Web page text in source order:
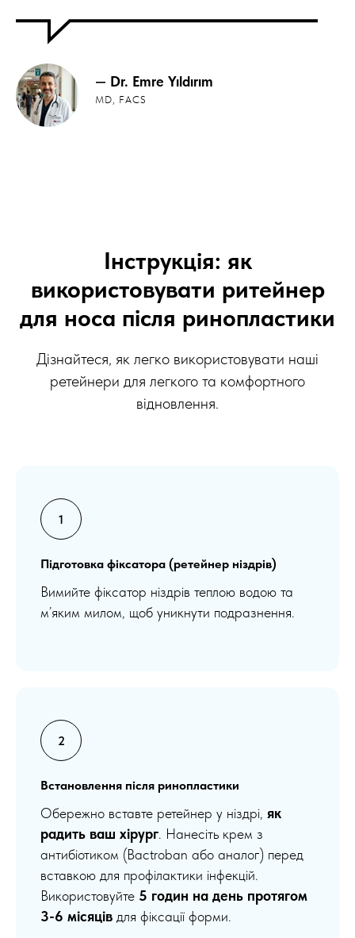
— Dr. Emre Yıldırım
MD, FACS
Інструкція: як
використовувати ритейнер
для носа після ринопластики
Дізнайтеся, як легко використовувати наші
ретейнери для легкого та комфортного
відновлення.
Підготовка фіксатора (ретейнер ніздрів)
Вимийте фіксатор ніздрів теплою водою та
м’яким милом, щоб уникнути подразнення.
Встановлення після ринопластики
Обережно вставте ретейнер у ніздрі, як
радить ваш хірург. Нанесіть крем з
антибіотиком (Bactroban або аналог) перед
вставкою для профілактики інфекцій.
Використовуйте 5 годин на день протягом
3-6 місяців для фіксації форми.